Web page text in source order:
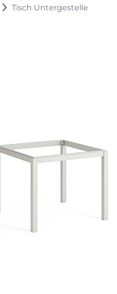
Tisch Untergestelle